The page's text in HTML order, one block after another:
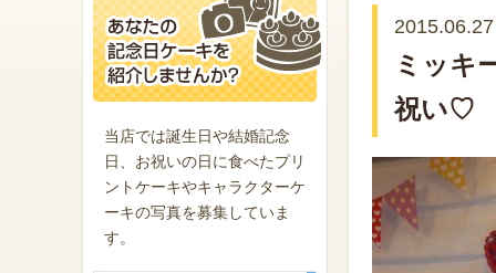
当店では誕生日や結婚記念
日、お祝いの日に食べたプリ
ントケーキやキャラクターケ
ーキの写真を募集していま
す。
2015.06.27
ミッキ
祝い♡